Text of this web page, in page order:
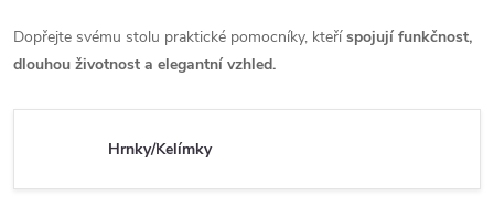
Dopřejte svému stolu praktické pomocníky, kteříspojují funkčnost,
dlouhou životnost a elegantní vzhled.
Hrnky/Kelímky